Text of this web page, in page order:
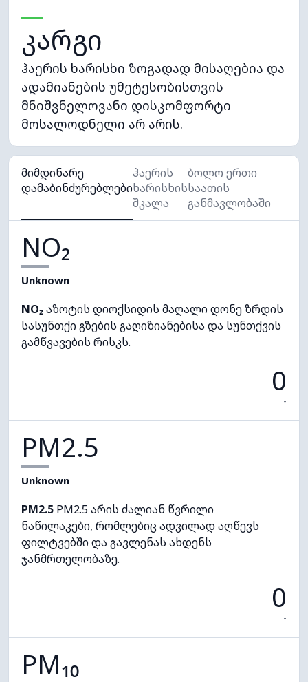
კარგი
ჰაერის ხარისხი ზოგადად მისაღებია და
ადამიანების უმეტესობისთვის
მნიშვნელოვანი დისკომფორტი
მოსალოდნელი არ არის.
მიმდინარე
დამაბინძურებლები
ჰაერის
ხარისხის
შკალა
ბოლო ერთი
საათის
განმავლობაში
NO₂
Unknown
NO₂აზოტის დიოქსიდის მაღალი დონე ზრდის
სასუნთქი გზების გაღიზიანებისა და სუნთქვის
გამწვავების რისკს.
0
-
PM2.5
Unknown
PM2.5 PM2.5 არის ძალიან წვრილი
ნაწილაკები, რომლებიც ადვილად აღწევს
ფილტვებში და გავლენას ახდენს
ჯანმრთელობაზე.
0
-
PM₁₀